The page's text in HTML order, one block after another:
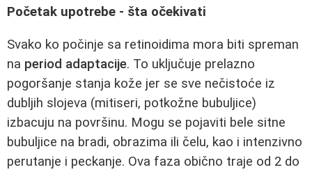
Početak upotrebe - šta očekivati
Svako ko počinje sa retinoidima mora biti spreman
na period adaptacije. To uključuje prelazno
pogoršanje stanja kože jer se sve nečistoće iz
dubljih slojeva (mitiseri, potkožne bubuljice)
izbacuju na površinu. Mogu se pojaviti bele sitne
bubuljice na bradi, obrazima ili čelu, kao i intenzivno
perutanje i peckanje. Ova faza obično traje od 2 do